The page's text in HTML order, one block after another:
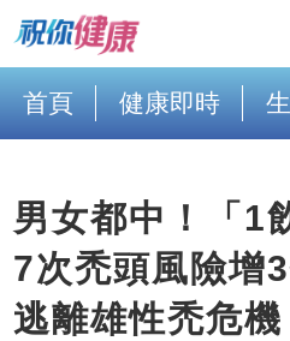
首頁 健康即時
男女都中！「1
7次禿頭風險
逃離雄性禿危機